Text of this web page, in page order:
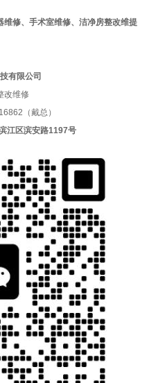
维修、手术室维修、洁净房整改维提
有限公司
改维修
（戴总）
江区滨安路1197号